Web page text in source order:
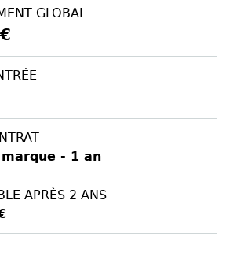
GLOBAL
- 1 an
APRÈS 2 ANS